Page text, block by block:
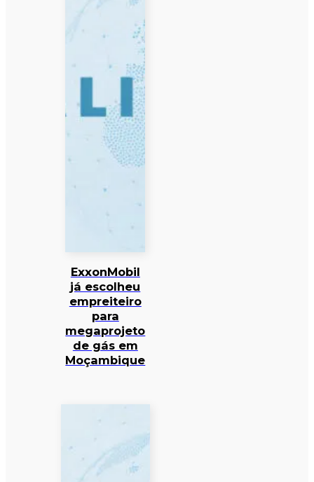
ExxonMobil
já escolheu
empreiteiro
para
megaprojeto
de gás em
Moçambique